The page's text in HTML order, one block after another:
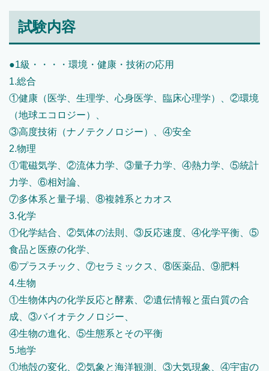
試験内容
●1級・・・・環境・健康・技術の応用
1.総合
①健康（医学、生理学、心身医学、臨床心理学）、②環境
（地球エコロジー）、
③高度技術（ナノテクノロジー）、④安全
2.物理
①電磁気学、②流体力学、③量子力学、④熱力学、⑤統計
力学、⑥相対論、
⑦多体系と量子場、⑧複雑系とカオス
3.化学
①化学結合、②気体の法則、③反応速度、④化学平衡、⑤
食品と医療の化学、
⑥プラスチック、⑦セラミックス、⑧医薬品、⑨肥料
4.生物
①生物体内の化学反応と酵素、②遺伝情報と蛋白質の合
成、③バイオテクノロジー、
④生物の進化、⑤生態系とその平衡
5.地学
①地殻の変化、②気象と海洋観測、③大気現象、④宇宙の